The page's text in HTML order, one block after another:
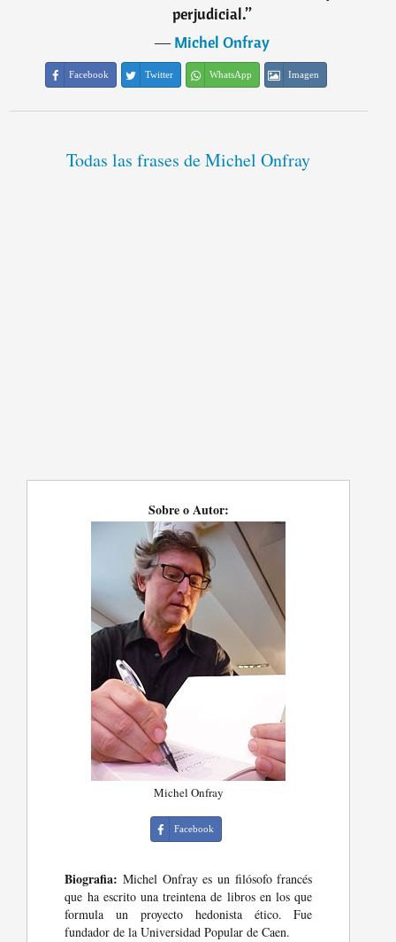
perjudicial.”
―Michel Onfray
Facebook Twitter WhatsApp Imagen
Todas las frases de Michel Onfray
Sobre o Autor:
Michel Onfray
Facebook
Biografia: Michel Onfray es un filósofo francés
que ha escrito una treintena de libros en los que
formula un proyecto hedonista ético. Fue
fundador de la Universidad Popular de Caen.